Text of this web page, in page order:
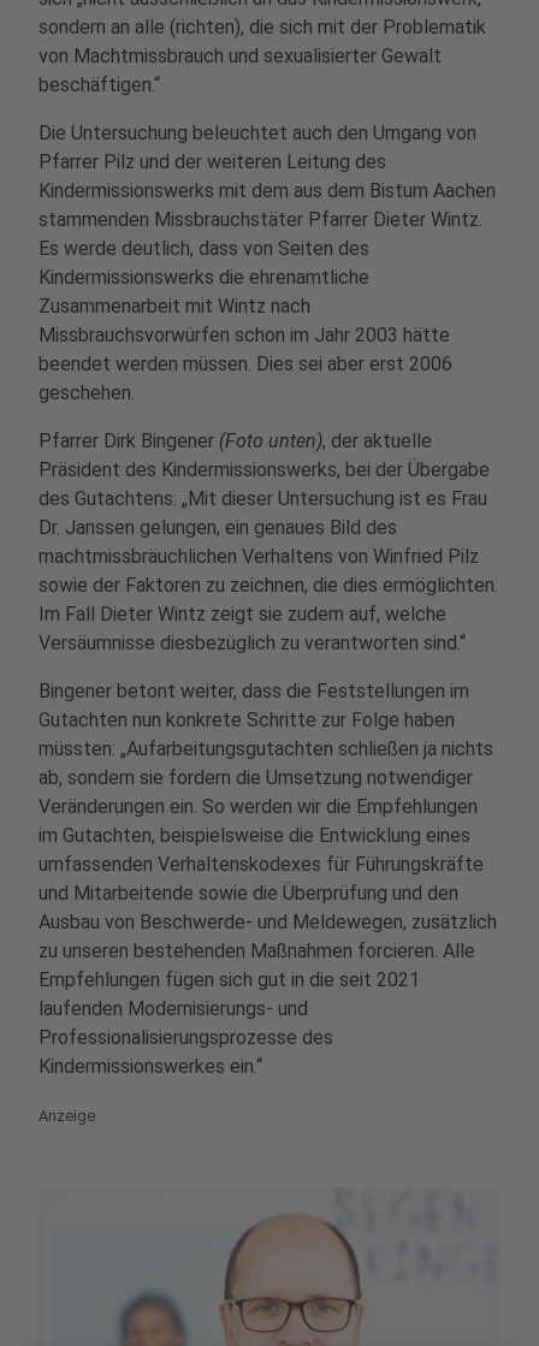
sondern an alle (richten), die sich mit der Problematik
von Machtmissbrauch und sexualisierter Gewalt
beschäftigen.“
Die Untersuchung beleuchtet auch den Umgang von
Pfarrer Pilz und der weiteren Leitung des
Kindermissionswerks mit dem aus dem Bistum Aachen
stammenden Missbrauchstäter Pfarrer Dieter Wintz.
Es werde deutlich, dass von Seiten des
Kindermissionswerks die ehrenamtliche
Zusammenarbeit mit Wintz nach
Missbrauchsvorwürfen schon im Jahr 2003 hätte
beendet werden müssen. Dies sei aber erst 2006
geschehen.
Pfarrer Dirk Bingener (Foto unten), der aktuelle
Präsident des Kindermissionswerks, bei der Übergabe
des Gutachtens: „Mit dieser Untersuchung ist es Frau
Dr. Janssen gelungen, ein genaues Bild des
machtmissbräuchlichen Verhaltens von Winfried Pilz
sowie der Faktoren zu zeichnen, die dies ermöglichten.
Im Fall Dieter Wintz zeigt sie zudem auf, welche
Versäumnisse diesbezüglich zu verantworten sind.“
Bingener betont weiter, dass die Feststellungen im
Gutachten nun konkrete Schritte zur Folge haben
müssten: „Aufarbeitungsgutachten schließen ja nichts
ab, sondern sie fordern die Umsetzung notwendiger
Veränderungen ein. So werden wir die Empfehlungen
im Gutachten, beispielsweise die Entwicklung eines
umfassenden Verhaltenskodexes für Führungskräfte
und Mitarbeitende sowie die Überprüfung und den
Ausbau von Beschwerde- und Meldewegen, zusätzlich
zu unseren bestehenden Maßnahmen forcieren. Alle
Empfehlungen fügen sich gut in die seit 2021
laufenden Modernisierungs- und
Professionalisierungsprozesse des
Kindermissionswerkes ein.“
Anzeige